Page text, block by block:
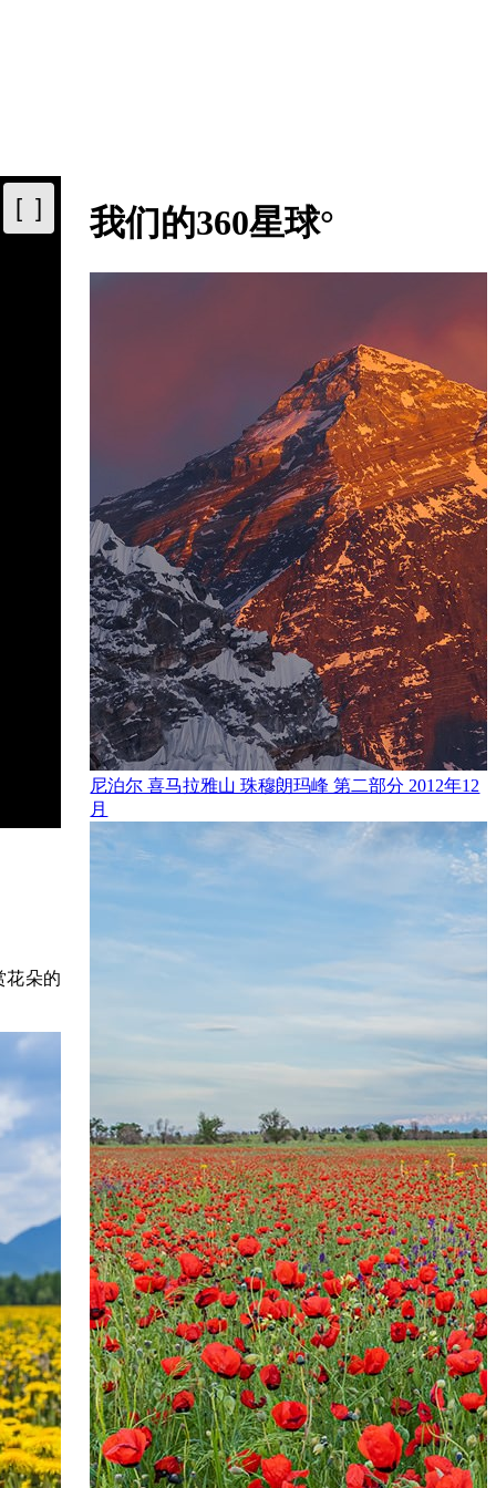
[ ]
花朵的
我们的360星球°
尼泊尔 喜马拉雅山 珠穆朗玛峰 第二部分 2012年12
月